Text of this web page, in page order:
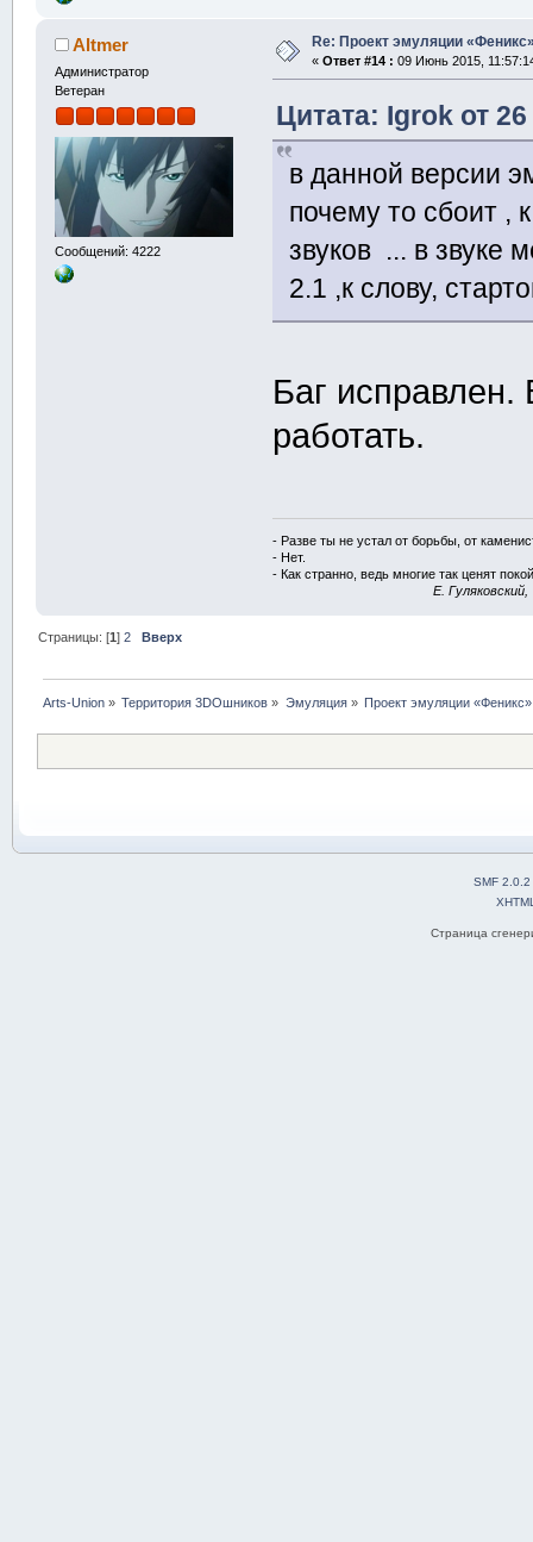
Altmer
Администратор
Ветеран
Сообщений: 4222
Re: Проект эмуляции
« Ответ #14 : 09 Июнь 2015,
Цитата: Igrok от
в данной версии
почему то сбоит ,
звуков ... в звуке
2.1 ,к слову,
Баг
работать.
- Разве ты не устал от борьбы, от
- Нет.
- Как странно, ведь многие так ценят
E.
Страницы: [1]2 Вверх
Arts-Union » Территория 3DOшников » Эмуляция» Проект эмуляции
SMF 2.0.2
Страница